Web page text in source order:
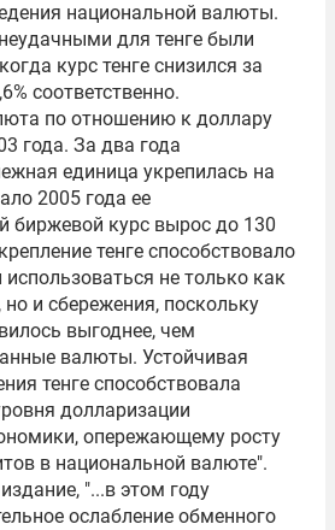
национальной валюты.
для тенге были
курс тенге снизился за
соответственно.
по отношению к доллару
года. За два года
единица укрепилась на
2005 года ее
биржевой курс вырос до 130
тенге способствовало
не только как
и сбережения, поскольку
выгоднее, чем
валюты. Устойчивая
тенге способствовала
долларизации
опережающему росту
в национальной валюте".
"...в этом году
ослабление обменного